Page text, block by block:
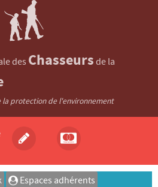
des Chasseurs de la
protection de l'environnement
Espaces adhérents